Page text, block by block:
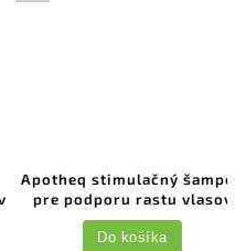
Apotheq stimulačný šampón
pre podporu rastu vlasov
Do košíka